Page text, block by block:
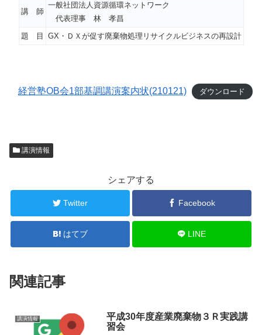
講 師
一般社団法人資源循環ネットワーク
代表理事 林 孝昌
題 目
GX・ＤＸが促す廃棄物処理リサイクルビジネスの再設計
経営塾OB会1部基調講演案内状(210121) ダウンロード
講演情報
シェアする
Twitter Facebook
はてブ LINE
関連記事
講演情報
平成30年度産業廃棄物３Ｒ実践講
習会